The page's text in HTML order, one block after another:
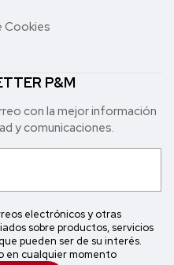
Cookies
P&M
con la mejor in formación
y comunicaciones.
electrónicos y otras
sobre productos, servicios
pueden ser de su interés.
en cualquier momento